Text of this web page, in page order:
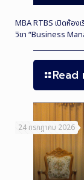
MBA RTBS เปิดห้อ
วิชา “Business
Read
24 กรกฎาคม 2026